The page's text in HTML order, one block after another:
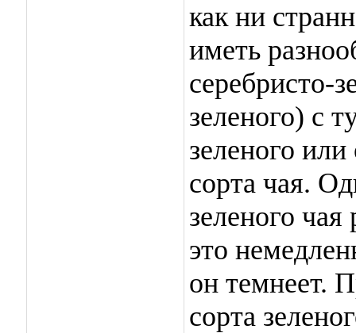
как ни
иметь
серебристо-
зеленого) с
зеленого
сорта чая.
зеленого чая
это
он темнеет.
сорта